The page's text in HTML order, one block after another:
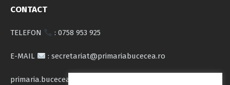
CONTACT
TELEFON : 0758 953 925
E-MAIL : secretariat@primariabucecea.ro
primaria.bucecea@yahoo.com